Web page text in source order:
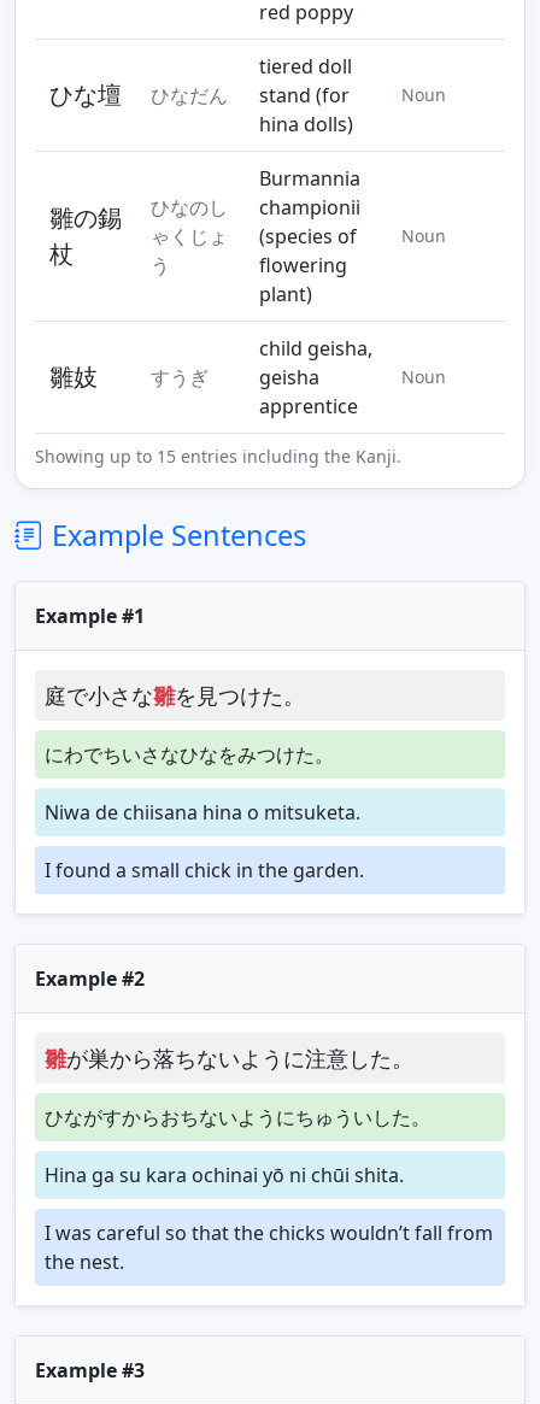
red poppy
ひな壇 ひなだん
tiered doll
stand (for
hina dolls)
Noun
雛の錫
杖
ひなのし
ゃくじょ
う
Burmannia
championii
(species of
flowering
plant)
Noun
雛妓 すうぎ
child geisha,
geisha
apprentice
Noun
Showing up to 15 entries including the Kanji.
Example Sentences
Example #1
庭で小さな雛を見つけた。
にわでちいさなひなをみつけた。
Niwa de chiisana hina o mitsuketa.
I found a small chick in the garden.
Example #2
雛が巣から落ちないように注意した。
ひながすからおちないようにちゅういした。
Hina ga su kara ochinai yō ni chūi shita.
I was careful so that the chicks wouldn’t fall from
the nest.
Example #3